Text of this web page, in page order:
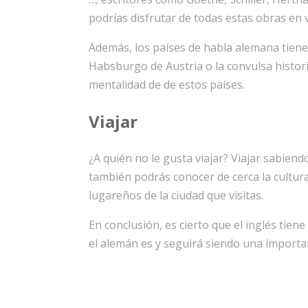
podrías disfrutar de todas estas obras en
Además, los países de habla alemana
Habsburgo de Austria o la convulsa
mentalidad de de estos países.
Viajar
¿A quién no le gusta viajar? Viajar
también podrás conocer de cerca la
lugareños de la ciudad que visitas.
En conclusión, es cierto que el inglés
el alemán es y seguirá siendo una